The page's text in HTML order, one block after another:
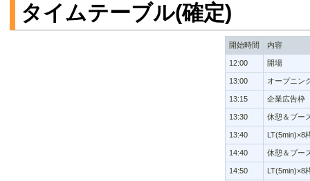
タイムテーブル(確定)
開始時間 内容
12:00 開場
13:00 オープニン
13:15 企業広告枠
13:30 休憩＆ブー
13:40 LT(5min)×8
14:40 休憩＆ブー
14:50 LT(5min)×8